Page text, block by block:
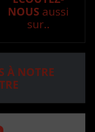
NOUS aussi
sur..
À NOTRE